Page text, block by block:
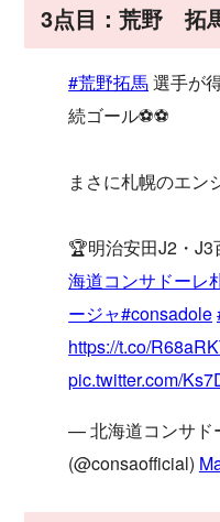
3点目：荒野 拓
#荒野拓馬選手が
続ゴール⚽️⚽️
まさに札幌のエン
🏆明治安田J2・J3
海道コンサドーレ
ージャ#consadole
https://t.co/
pic.twitter.com/
— 北海道コンサド
(@consaofficial)